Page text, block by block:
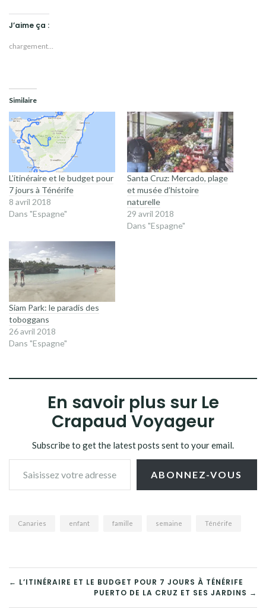
J’aime ça :
chargement…
Similaire
L’itinéraire et le budget pour
7 jours à Ténérife
8 avril 2018
Dans "Espagne"
Santa Cruz: Mercado, plage
et musée d’histoire
naturelle
29 avril 2018
Dans "Espagne"
Siam Park: le paradis des
toboggans
26 avril 2018
Dans "Espagne"
En savoir plus sur Le
Crapaud Voyageur
Subscribe to get the latest posts sent to your email.
Saisissez votre adresse e-mail…
ABONNEZ-VOUS
Canaries enfant famille semaine Ténérife
NAVIGATION
← L’ITINÉRAIRE ET LE BUDGET POUR 7 JOURS À TÉNÉRIFE
PUERTO DE LA CRUZ ET SES JARDINS →